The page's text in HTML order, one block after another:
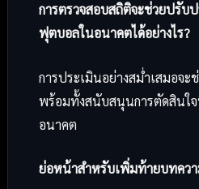
การตรวจสอบสถิติจะช่วยปรับ
ฟุตบอลในอนาคตได้อย่างไร?
การประเมินอย่างสม่ำเสมอจ
พร้อมทั้งสนับสนุนการตัดสินใ
อนาคต
ย่อหน้าสำหรับเพิ่มท้ายบทคว